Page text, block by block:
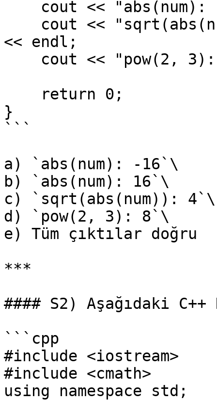
<< endl;
}
```
a) `abs(num): -16`\
b) `abs(num): 16`\
c) `sqrt(abs(num)): 4`\
d) `pow(2, 3): 8`\
e) Tüm çıktılar doğru
***
#### S2) Aşağıdaki C++
```cpp
#include <iostream>
#include <cmath>
using namespace std;